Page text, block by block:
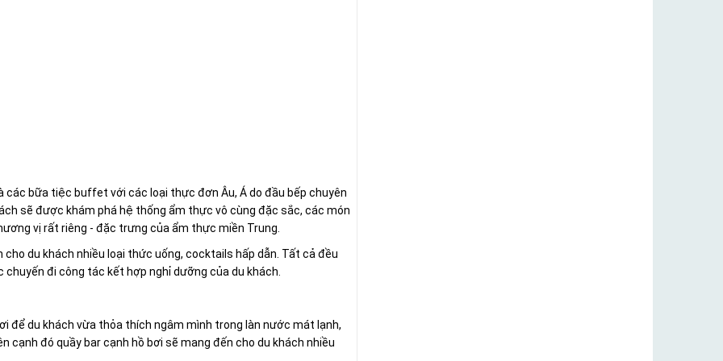
các bữa tiệc buffet với các loại thực đơn Âu, Á do đầu bếp chuyên
sẽ được khám phá hệ thống ẩm thực vô cùng đặc sắc, các món
vị rất riêng - đặc trưng của ẩm thực miền Trung.
du khách nhiều loại thức uống, cocktails hấp dẫn. Tất cả đều
đi công tác kết hợp nghỉ dưỡng của du khách.
để du khách vừa thỏa thích ngâm mình trong làn nước mát lạnh,
cạnh đó quầy bar cạnh hồ bơi sẽ mang đến cho du khách nhiều